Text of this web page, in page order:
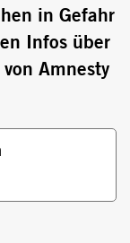
in Gefahr
Infos über
Amnesty